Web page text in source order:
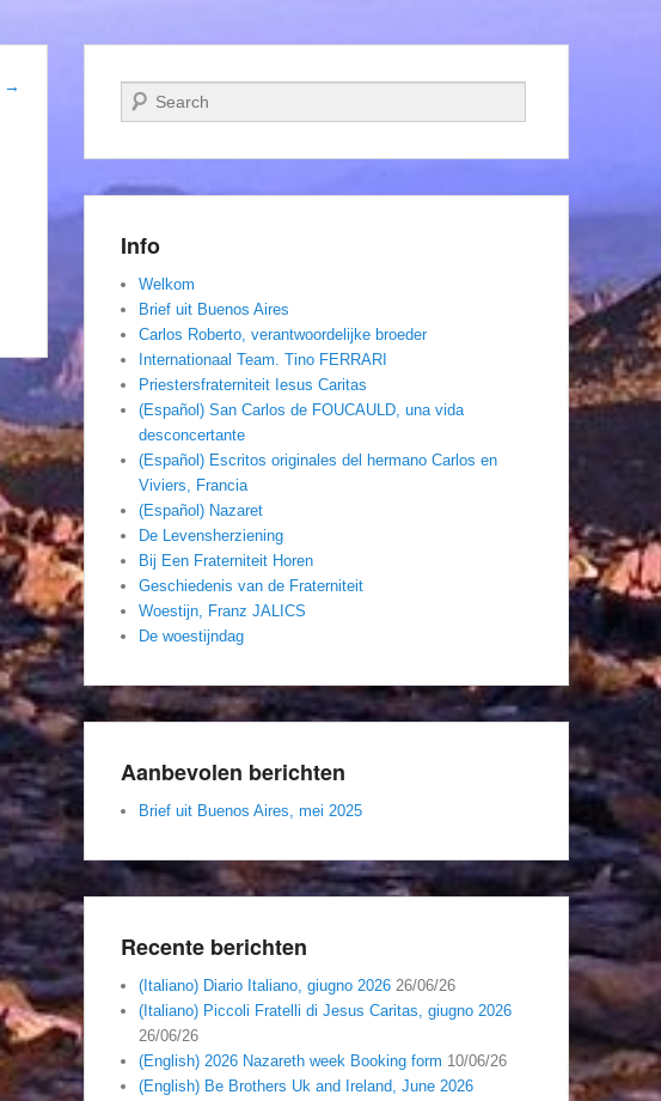
→ Zoeken
Info
Welkom
Brief uit Buenos Aires
Carlos Roberto, verantwoordelijke broeder
Internationaal Team. Tino FERRARI
Priestersfraterniteit Iesus Caritas
(Español) San Carlos de FOUCAULD, una vida
desconcertante
(Español) Escritos originales del hermano Carlos en
Viviers, Francia
(Español) Nazaret
De Levensherziening
Bij Een Fraterniteit Horen
Geschiedenis van de Fraterniteit
Woestijn, Franz JALICS
De woestijndag
Aanbevolen berichten
Brief uit Buenos Aires, mei 2025
Recente berichten
(Italiano) Diario Italiano, giugno 2026 26/06/26
(Italiano) Piccoli Fratelli di Jesus Caritas, giugno 2026
26/06/26
(English) 2026 Nazareth week Booking form 10/06/26
(English) Be Brothers Uk and Ireland, June 2026